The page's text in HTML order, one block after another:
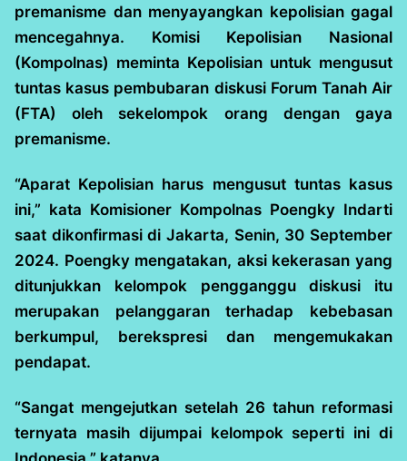
premanisme dan menyayangkan kepolisian gagal
mencegahnya. Komisi Kepolisian Nasional
(Kompolnas) meminta Kepolisian untuk mengusut
tuntas kasus pembubaran diskusi Forum Tanah Air
(FTA) oleh sekelompok orang dengan gaya
premanisme.
“Aparat Kepolisian harus mengusut tuntas kasus
ini,” kata Komisioner Kompolnas Poengky Indarti
saat dikonfirmasi di Jakarta, Senin, 30 September
2024. Poengky mengatakan, aksi kekerasan yang
ditunjukkan kelompok pengganggu diskusi itu
merupakan pelanggaran terhadap kebebasan
berkumpul, berekspresi dan mengemukakan
pendapat.
“Sangat mengejutkan setelah 26 tahun reformasi
ternyata masih dijumpai kelompok seperti ini di